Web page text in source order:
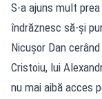
S-a ajuns mult
îndrăznesc să-și
Nicușor Dan
Cristoiu, lui
nu mai aibă acces